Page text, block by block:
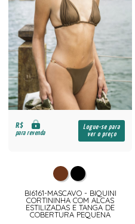
R$
para revenda
Logue-se para
ver o preço
BI6161-MASCAVO - BIQUINI
CORTININHA COM ALCAS
ESTILIZADAS E TANGA DE
COBERTURA PEQUENA